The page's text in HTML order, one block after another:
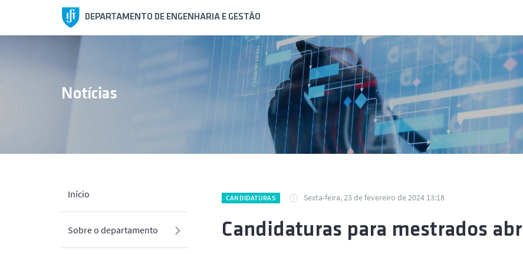
DEPARTAMENTO DE ENGENHARIA E GESTÃO
Início
Sobre o departamento
Notícias
CANDIDATURAS Sexta-feira, 23 de fevereiro de 2024 13:18
Candidaturas para mestrados